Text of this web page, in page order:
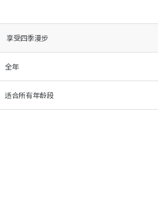
享受四季漫步
全年
适合所有年龄段